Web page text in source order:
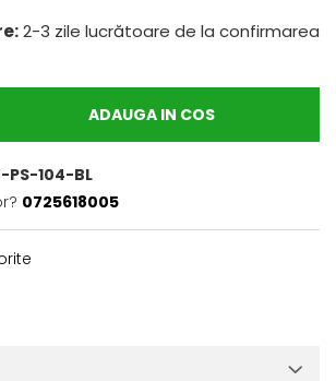
2-3 zile lucrătoare de la confirmarea
ADAUGA IN COS
PS-104-BL
0725618005